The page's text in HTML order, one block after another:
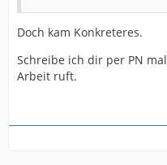
Doch kam Konkreteres.
Schreibe ich dir per PN
Arbeit ruft.